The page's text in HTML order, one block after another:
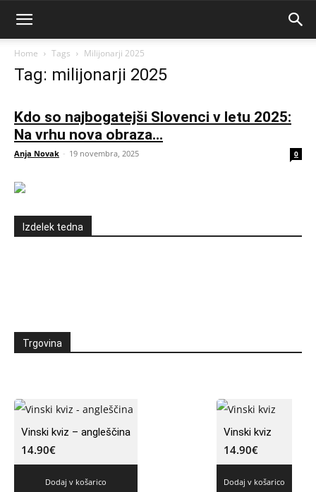
Home Tags Milijonarji 2025
Tag: milijonarji 2025
Kdo so najbogatejši Slovenci v letu 2025:
Na vrhu nova obraza...
Anja Novak - 19 novembra, 2025 0
Izdelek tedna
Trgovina
Vinski kviz – angleščina
14.90€
Dodaj v košarico
Vinski kviz
14.90€
Dodaj v košarico